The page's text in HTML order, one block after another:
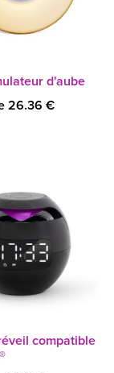
d'aube
26.36 €
compatible